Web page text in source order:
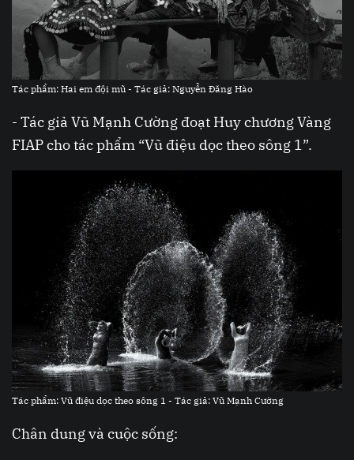
Tác phẩm: Hai em đội mũ - Tác giả: Nguyễn Đăng Hào
- Tác giả Vũ Mạnh Cường đoạt Huy chương Vàng
FIAP cho tác phẩm “Vũ điệu dọc theo sông 1”.
Tác phẩm: Vũ điệu dọc theo sông 1 - Tác giả: Vũ Mạnh Cường
Chân dung và cuộc sống: